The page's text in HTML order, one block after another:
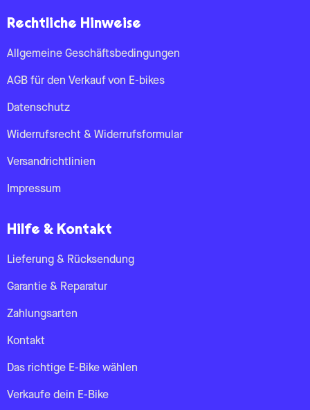
Rechtliche Hinweise
Allgemeine Geschäftsbedingungen
AGB für den Verkauf von E-bikes
Datenschutz
Widerrufsrecht & Widerrufsformular
Versandrichtlinien
Impressum
Hilfe & Kontakt
Lieferung & Rücksendung
Garantie & Reparatur
Zahlungsarten
Kontakt
Das richtige E-Bike wählen
Verkaufe dein E-Bike